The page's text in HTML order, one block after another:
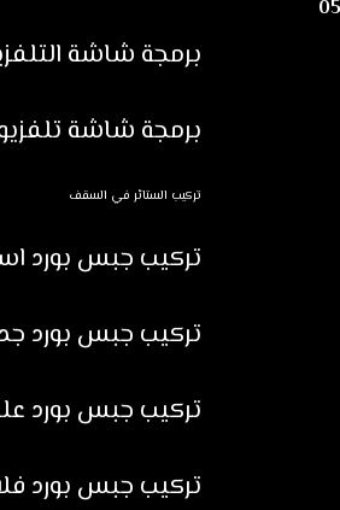
برمجة شاشة
برمجة شاشة
تركيب الستائر في السقف
تركيب جبس بورد
تركيب جبس بورد
تركيب جبس
تركيب جبس بورد